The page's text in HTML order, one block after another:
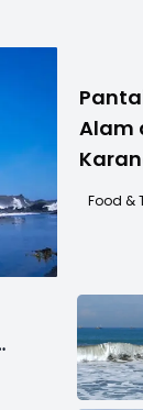
Alam
Food &